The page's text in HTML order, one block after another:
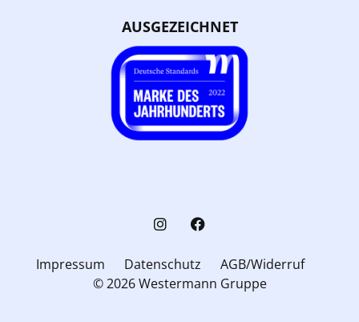
AUSGEZEICHNET
Impressum Datenschutz
AGB/Widerruf
© 2026 Westermann Gruppe